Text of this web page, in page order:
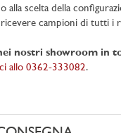
alla scelta della
campioni di tutti i
nostri showroom in
allo 0362-333082.